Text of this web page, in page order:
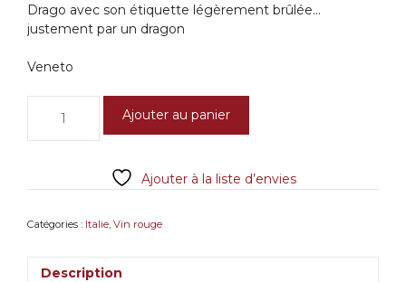
Drago avec son étiquette légèrement brûlée…
justement par un dragon
Veneto
Drago
Paladin
Ajouter au panier
Ajouter à la liste d’envies
Catégories : Italie Vin rouge
Description